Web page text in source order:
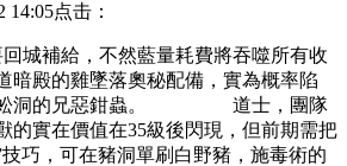
14:05点击：
補給，不然藍量耗費將吞噬所有收
暗殿的雞墜落奧秘配備，實為概率陷
蚣洞的兄惡鉗蟲。 道士，團隊
的實在價值在35級後閃現，但前期需把
巧，可在豬洞單刷白野豬，施毒術的